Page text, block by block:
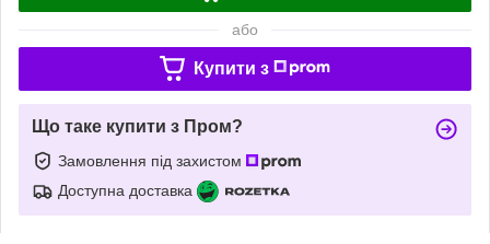
або
Купити з
Що таке купити з Пром?
Замовлення під захистом
Доступна доставка